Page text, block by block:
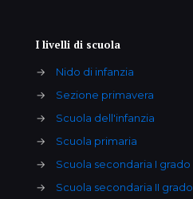
I livelli di scuola
→
Nido di infanzia
→
Sezione primavera
→
Scuola dell'infanzia
→
Scuola primaria
→
Scuola secondaria I grado
→
Scuola secondaria II grado